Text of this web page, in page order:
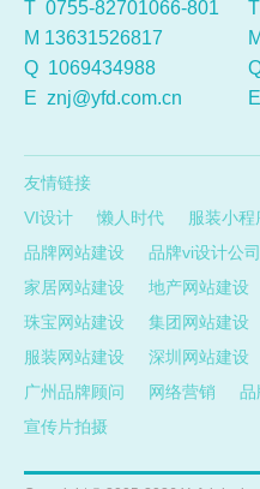
T 0755-82701066-801
M 13631526817
Q 1069434988
E znj@yfd.com.cn
E
友情链接
VI设计
懒人时代 服装小程
品牌网站建设
品牌vi设计公司
家居网站建设
地产网站建设
珠宝网站建设
集团网站建设
服装网站建设
深圳网站建设
广州品牌顾问
网络营销 品
宣传片拍摄